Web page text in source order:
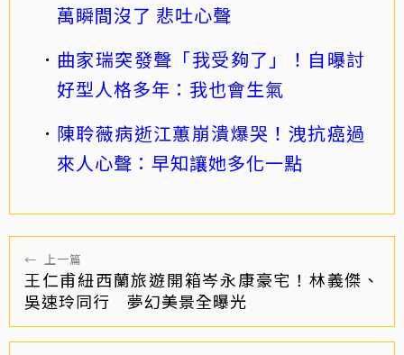
萬瞬間沒了 悲吐心聲
曲家瑞突發聲「我受夠了」！自曝討
好型人格多年：我也會生氣
陳聆薇病逝江蕙崩潰爆哭！洩抗癌過
來人心聲：早知讓她多化一點
← 上一篇
王仁甫紐西蘭旅遊開箱岑永康豪宅！林義傑、
吳速玲同行 夢幻美景全曝光